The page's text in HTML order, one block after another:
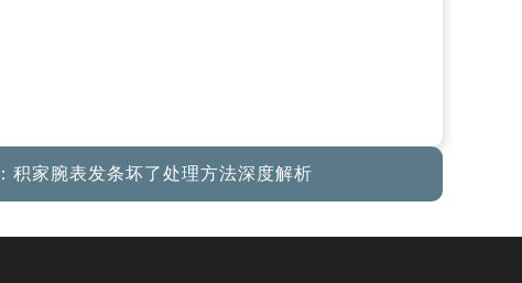
积家腕表发条坏了处理方法深度解析